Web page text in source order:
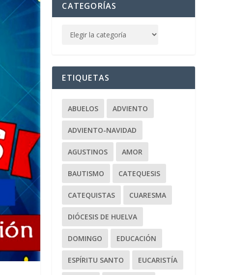
CATEGORÍAS
ETIQUETAS
ABUELOS ADVIENTO
ADVIENTO-NAVIDAD
AGUSTINOS AMOR
BAUTISMO CATEQUESIS
CATEQUISTAS CUARESMA
DIÓCESIS DE HUELVA
DOMINGO EDUCACIÓN
ESPÍRITU SANTO EUCARISTÍA